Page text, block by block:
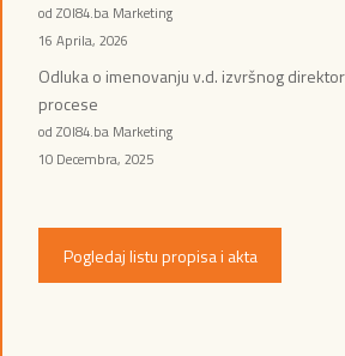
od ZOI84.ba Marketing
16 Aprila, 2026
Odluka o imenovanju v.d. izvršnog
procese
od ZOI84.ba Marketing
10 Decembra, 2025
Pogledaj listu propisa i akta